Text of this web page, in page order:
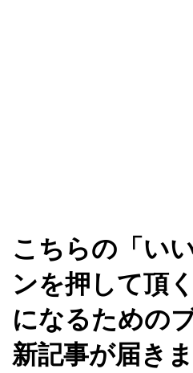
こちらの「い
ンを押して頂
になるための
新記事が届き